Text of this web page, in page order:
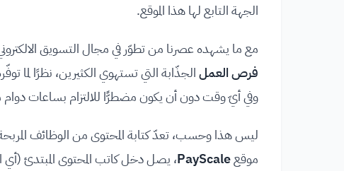
الجهة التابع لها هذا الموقع.
مع ما يشهده عصرنا من تطوّر في مجال التسويق
فرص العملالجذّابة التي تستهوي الكثيرين، نظرًا
وفي أيّ وقت دون أن يكون مضطرًّا للالتزام بساعات
ليس هذا وحسب، تعدّ كتابة المحتوى من الوظائف
موقعPayScale